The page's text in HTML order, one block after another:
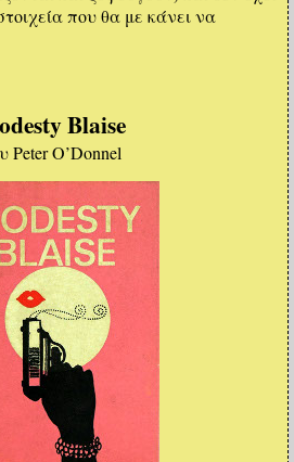
που θα με κάνει να
Blaise
Peter O’Donnel